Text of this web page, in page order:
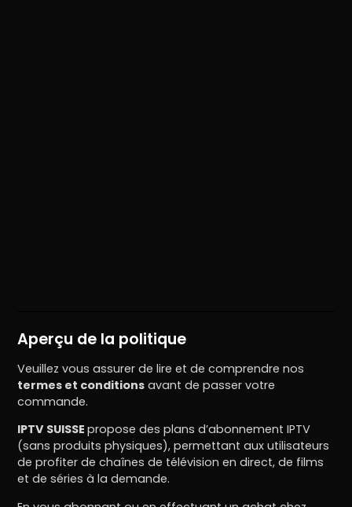
Aperçu de la politique
Veuillez vous assurer de lire et de comprendre nos
termes et conditions avant de passer votre
commande.
IPTV SUISSEpropose des plans d’abonnement IPTV
(sans produits physiques), permettant aux utilisateurs
de profiter de chaînes de télévision en direct, de films
et de séries à la demande.